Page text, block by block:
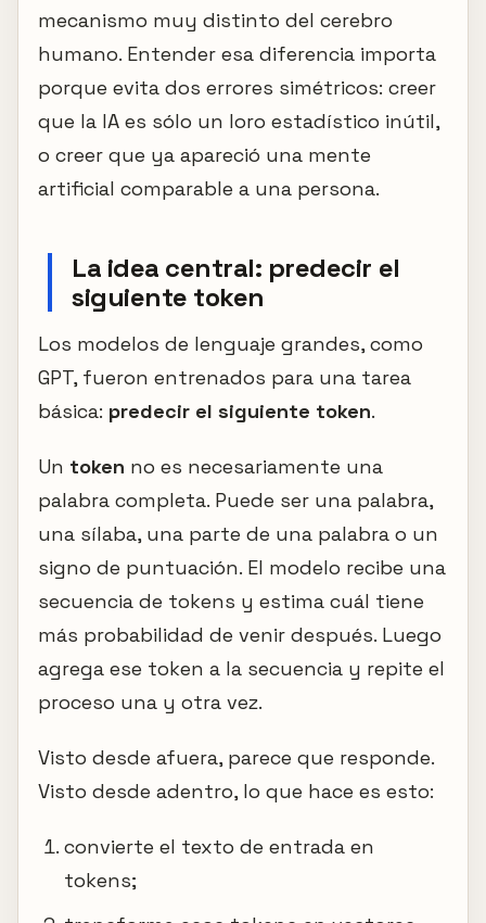
mecanismo muy distinto del cerebro
humano. Entender esa diferencia importa
porque evita dos errores simétricos: creer
que la IA es sólo un loro estadístico inútil,
o creer que ya apareció una mente
artificial comparable a una persona.
La idea central: predecir el
siguiente token
Los modelos de lenguaje grandes, como
GPT, fueron entrenados para una tarea
básica: predecir el siguiente token.
Un token no es necesariamente una
palabra completa. Puede ser una palabra,
una sílaba, una parte de una palabra o un
signo de puntuación. El modelo recibe una
secuencia de tokens y estima cuál tiene
más probabilidad de venir después. Luego
agrega ese token a la secuencia y repite el
proceso una y otra vez.
Visto desde afuera, parece que responde.
Visto desde adentro, lo que hace es esto:
convierte el texto de entrada en
tokens;